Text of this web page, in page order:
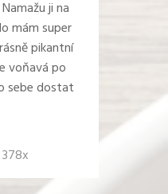
ji na
mám super
pikantní
voňavá po
sebe dostat
378x